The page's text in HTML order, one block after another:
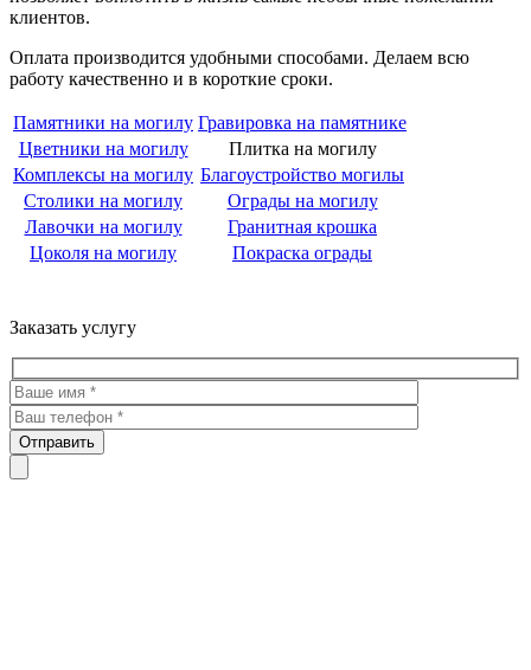
клиентов.
Оплата производится удобными способами. Делаем всю
работу качественно и в короткие сроки.
Памятники на могилу Гравировка на памятнике
Цветники на могилу
Плитка на могилу
Комплексы на могилу Благоустройство могилы
Столики на могилу
Ограды на могилу
Лавочки на могилу
Гранитная крошка
Цоколя на могилу
Покраска ограды
Заказать услугу